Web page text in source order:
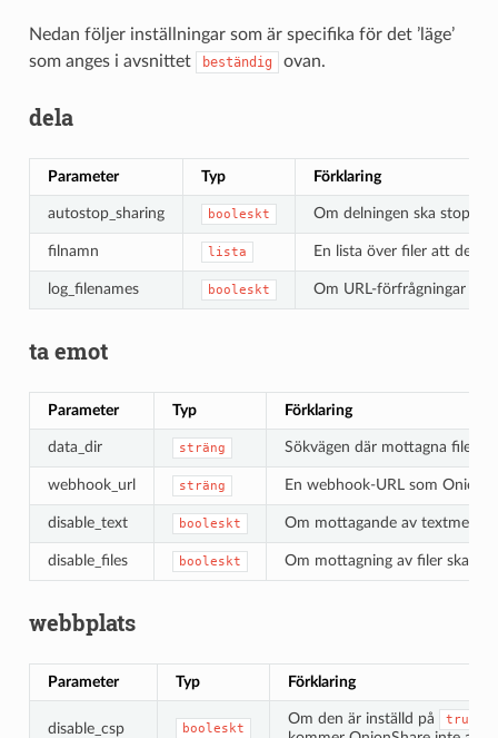
Nedan följer inställningar som är specifika för det ’läge’
som anges i avsnittet
beständig ovan.
dela
Parameter Typ Förklaring
autostop_sharing booleskt Om delningen ska
filnamn lista En lista över filer att dela.
log_filenames booleskt Om URL-förfrågningar till
ta emot
Parameter Typ Förklaring
data_dir sträng Sökvägen där mottagna filer
webhook_url sträng En webhook-URL som
disable_text booleskt Om mottagande av
disable_files booleskt Om mottagning av filer ska
webbplats
Parameter Typ Förklaring
disable_csp booleskt
Om den är inställd på true